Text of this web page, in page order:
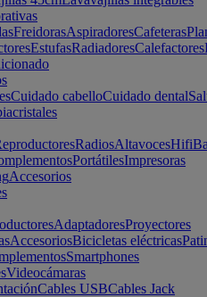
FreidorasAspiradoresCafeteras
EstufasRadiadoresCalefactores
Cuidado cabelloCuidado dental
RadiosAltavocesHifi
PortátilesImpresoras
Accesorios
AdaptadoresProyectores
AccesoriosBicicletas eléctricas
Smartphones
Videocámaras
Cables USBCables Jack